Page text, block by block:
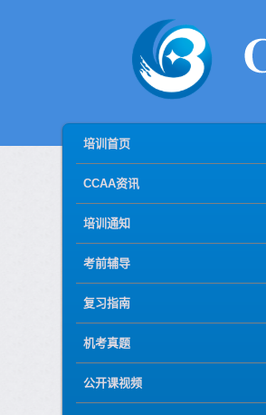
SKIP TO PRIMARY CONTENT
SKIP TO SECONDARY CONTENT
培训首页
CCAA资讯
培训通知
考前辅导
复习指南
机考真题
公开课视频